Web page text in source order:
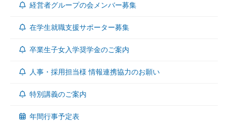
経営者グループの会メンバー募集
在学生就職支援サポーター募集
卒業生子女入学奨学金のご案内
人事・採用担当様 情報連携協力のお願い
特別講義のご案内
年間行事予定表